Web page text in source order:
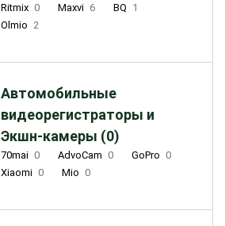
Ritmix 0 Maxvi 6 BQ 1
Olmio 2
Автомобильные
видеорегистраторы и
Экшн-камеры (0)
70mai 0 AdvoCam 0 GoPro 0
Xiaomi 0 Mio 0